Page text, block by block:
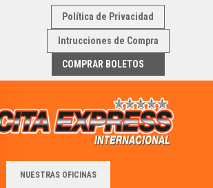
Política de Privacidad
Intrucciones de Compra
COMPRAR BOLETOS
NUESTRAS OFICINAS